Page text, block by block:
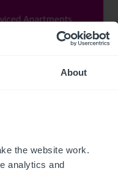
About
the website work.
analytics and